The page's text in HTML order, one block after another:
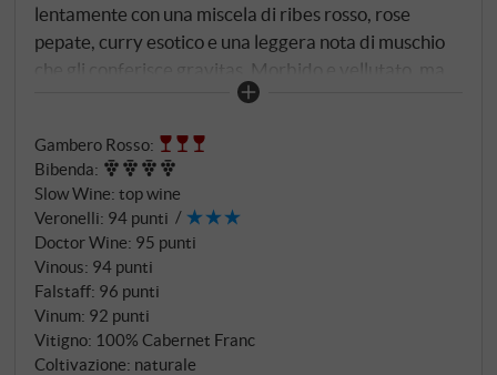
lentamente con una miscela di ribes rosso, rose
pepate, curry esotico e una leggera nota di muschio
che gli conferisce gravitas. Morbido e vellutato, ma
raffinato. Al palato è aristocratico e fresco, con una
alimenta il palato con spezie sapide e note minerali.
Lascia uno strato di tannini fini e un accenno di
concentrazione di frutti di bosco sul finale, che si
assottiglia sapido, lungo e perfettamente equilibrato.
Un vino radioso che rivelerà tutta la sua bellezza solo
tra qualche anno. SUPERIORE.DE
Gambero Rosso:
Bibenda:
Slow Wine: top wine
Veronelli: 94 punti
Doctor Wine: 95 punti
Vinous: 94 punti
Falstaff: 96 punti
Vinum: 92 punti
Vitigno: 100% Cabernet Franc
Coltivazione: naturale